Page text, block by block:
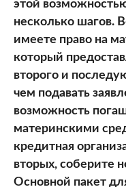
этой
несколько шагов.
имеете право на
который
второго и
чем подавать
возможность
материнскими
кредитная
вторых, соберите
Основной пакет